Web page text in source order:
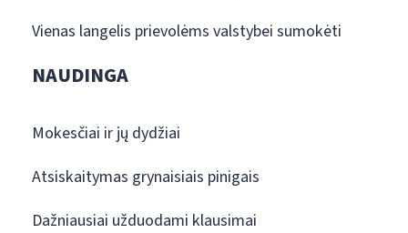
Vienas langelis prievolėms valstybei sumokėti
NAUDINGA
Mokesčiai ir jų dydžiai
Atsiskaitymas grynaisiais pinigais
Dažniausiai užduodami klausimai